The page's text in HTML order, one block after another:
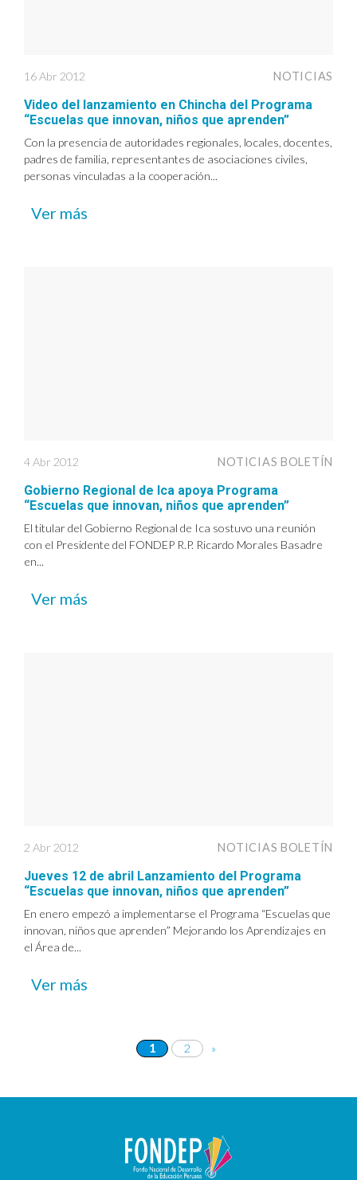
16 Abr 2012 NOTICIAS
Video del lanzamiento en Chincha del Programa
“Escuelas que innovan, niños que aprenden”
Con la presencia de autoridades regionales, locales, docentes,
padres de familia, representantes de asociaciones civiles,
personas vinculadas a la cooperación...
Ver más
4 Abr 2012 NOTICIAS BOLETÍN
Gobierno Regional de Ica apoya Programa
“Escuelas que innovan, niños que aprenden”
El titular del Gobierno Regional de Ica sostuvo una reunión
con el Presidente del FONDEP R.P. Ricardo Morales Basadre
en...
Ver más
2 Abr 2012 NOTICIAS BOLETÍN
Jueves 12 de abril Lanzamiento del Programa
“Escuelas que innovan, niños que aprenden”
En enero empezó a implementarse el Programa “Escuelas que
innovan, niños que aprenden” Mejorando los Aprendizajes en
el Área de...
Ver más
1 2 »